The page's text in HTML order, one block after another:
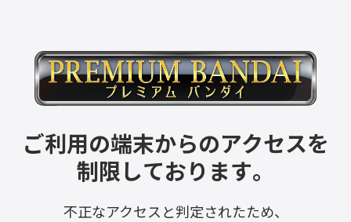
ご利用の端末からのアクセスを
制限しております。
不正なアクセスと判定されたため、